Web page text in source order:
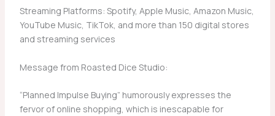
Streaming Platforms: Spotify, Apple Music, Amazon Music,
YouTube Music, TikTok, and more than 150 digital stores
and streaming services
Message from Roasted Dice Studio:
“Planned Impulse Buying” humorously expresses the
fervor of online shopping, which is inescapable for